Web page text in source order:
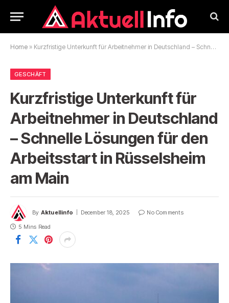
Home » Kurzfristige Unterkunft für Arbeitnehmer in Deutschland – Schnelle Lösungen für den Arbeitsstart in Rüsselsheim am Main
GESCHÄFT
Kurzfristige Unterkunft für
Arbeitnehmer in Deutschland
– Schnelle Lösungen für den
Arbeitsstart in Rüsselsheim
am Main
By Aktuellinfo December 18, 2025
No Comments
5 Mins Read